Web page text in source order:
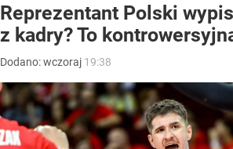
Reprezentant Polski
z kadry? To
Dodano:wczoraj 19:38